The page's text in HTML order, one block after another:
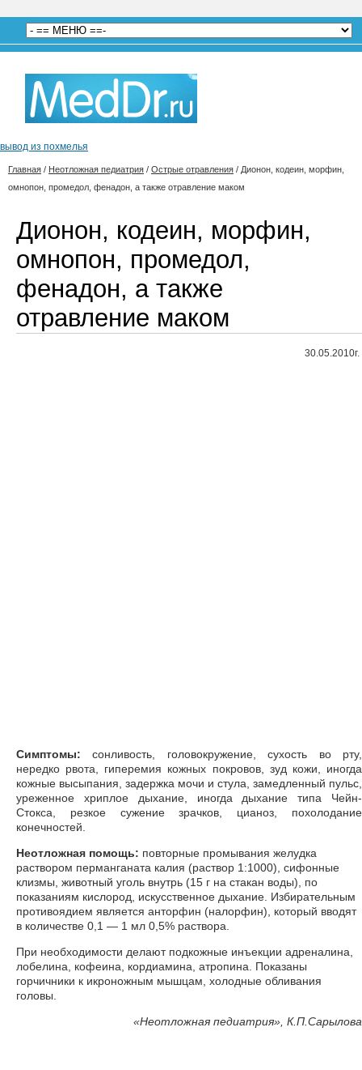
вывод из похмелья
Главная / Неотложная педиатрия / Острые отравления / Дионон, кодеин, морфин,
омнопон, промедол, фенадон, а также отравление маком
Дионон, кодеин, морфин,
омнопон, промедол,
фенадон, а также
отравление маком
30.05.2010г.
Симптомы:сонливость, головокружение, сухость во рту,
нередко рвота, гиперемия кожных покровов, зуд кожи, иногда
кожные высыпания, задержка мочи и стула, замедленный пульс,
уреженное хриплое дыхание, иногда дыхание типа Чейн-
Стокса, резкое сужение зрачков, цианоз, похолодание
конечностей.
Неотложная помощь: повторные промывания желудка
раствором перманганата калия (раствор 1:1000), сифонные
клизмы, животный уголь внутрь (15 г на стакан воды), по
показаниям кислород, искусственное дыхание. Избирательным
противоядием является анторфин (налорфин), который вводят
в количестве 0,1 — 1 мл 0,5% раствора.
При необходимости делают подкожные инъекции адреналина,
лобелина, кофеина, кордиамина, атропина. Показаны
горчичники к икроножным мышцам, холодные обливания
головы.
«Неотложная педиатрия», К.П.Сарылова